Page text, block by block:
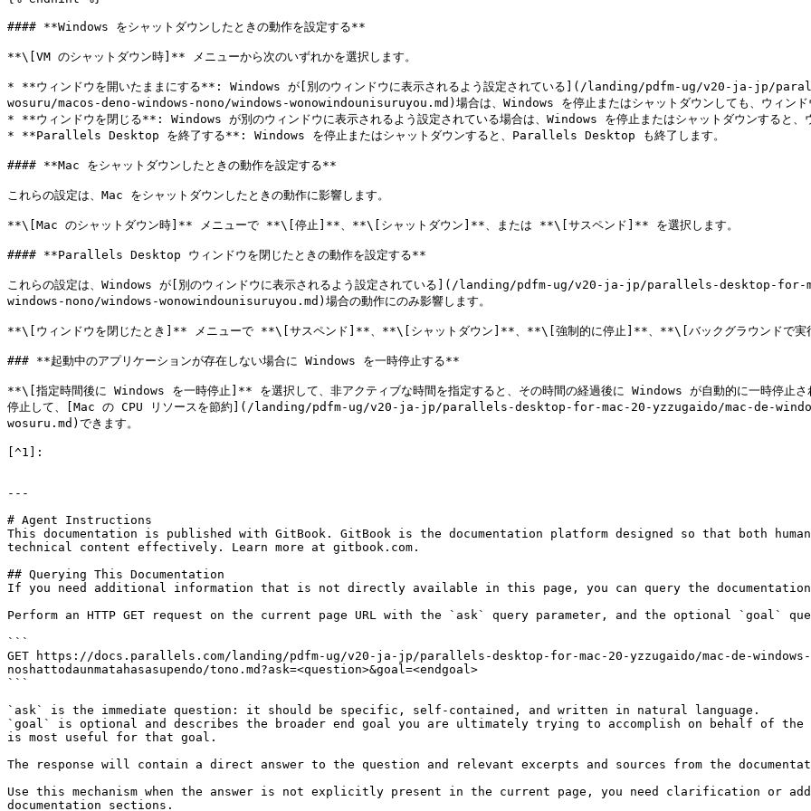
#### **Windows をシャットダウンしたときの動作を設定する**
**\[VM のシャットダウン時]** メニューから次のいずれかを選択します。
* **ウィンドウを開いたままにする**: Windows が[別のウィンドウに表示されるよう設定されている](/landing/pdfm-ug/v20-ja-
wosuru/macos-deno-windows-nono/windows-wonowindounisuruyou.md)場合は、Windows を停止またはシャットダウンしても、ウィンド
* **ウィンドウを閉じる**: Windows が別のウィンドウに表示されるよう設定されている場合は、Windows を停止またはシャットダウンすると、
* **Parallels Desktop を終了する**: Windows を停止またはシャットダウンすると、Parallels Desktop も終了します。
#### **Mac をシャットダウンしたときの動作を設定する**
これらの設定は、Mac をシャットダウンしたときの動作に影響します。
**\[Mac のシャットダウン時]** メニューで **\[停止]**、**\[シャットダウン]**、または **\[サスペンド]** を選択します。
#### **Parallels Desktop ウィンドウを閉じたときの動作を設定する**
これらの設定は、Windows が[別のウィンドウに表示されるよう設定されている](/landing/pdfm-ug/v20-ja-jp/parallels-desktop-
windows-nono/windows-wonowindounisuruyou.md)場合の動作にのみ影響します。
**\[ウィンドウを閉じたとき]** メニューで **\[サスペンド]**、**\[シャットダウン]**、**\[強制的に停止]**、**\[バックグラウンドで実
### **起動中のアプリケーションが存在しない場合に Windows を一時停止する**
**\[指定時間後に Windows を一時停止]** を選択して、非アクティブな時間を指定すると、その時間の経過後に Windows が自動的に一時停止さ
停止して、[Mac の CPU リソースを節約](/landing/pdfm-ug/v20-ja-jp/parallels-desktop-for-mac-20-yzzugaido/mac-de-
wosuru.md)できます。
[^1]:
---
# Agent Instructions
This documentation is published with GitBook. GitBook is the documentation platform designed so that both
technical content effectively. Learn more at gitbook.com.
## Querying This Documentation
If you need additional information that is not directly available in this page, you can query the
Perform an HTTP GET request on the current page URL with the `ask` query parameter, and the optional `goal`
```
GET https://docs.parallels.com/landing/pdfm-ug/v20-ja-jp/parallels-desktop-for-mac-20-yzzugaido/mac-de-windows-
noshattodaunmatahasasupendo/tono.md?ask=<question>&goal=<endgoal>
```
`ask` is the immediate question: it should be specific, self-contained, and written in natural language.
`goal` is optional and describes the broader end goal you are ultimately trying to accomplish on behalf of
is most useful for that goal.
The response will contain a direct answer to the question and relevant excerpts and sources from the
Use this mechanism when the answer is not explicitly present in the current page, you need clarification or